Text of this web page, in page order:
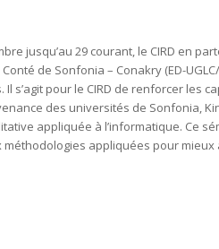
jusqu’au 29 courant, le CIRD en
de Sonfonia – Conakry (ED-
Il s’agit pour le CIRD de renforcer
des universités de Sonfonia,
appliquée à l’informatique. Ce
méthodologies appliquées pour